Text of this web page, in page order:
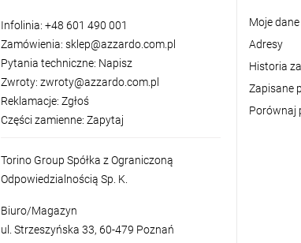
Infolinia: +48 601 490 001
Zamówienia: sklep@azzardo.com.pl
Pytania techniczne: Napisz
Zwroty: zwroty@azzardo.com.pl
Reklamacje: Zgłoś
Części zamienne: Zapytaj
Torino Group Spółka z Ograniczoną
Odpowiedzialnością Sp. K.
Biuro/Magazyn
ul. Strzeszyńska 33, 60-479 Poznań
Moje dane
Adresy
Historia
Zapisane
Porównaj